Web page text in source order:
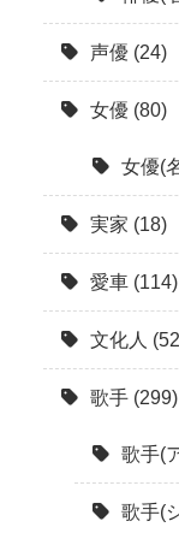
声優 (24)
女優 (80)
女優(
実家 (18)
愛車 (114)
文化人
歌手 (299)
歌手(
歌手(